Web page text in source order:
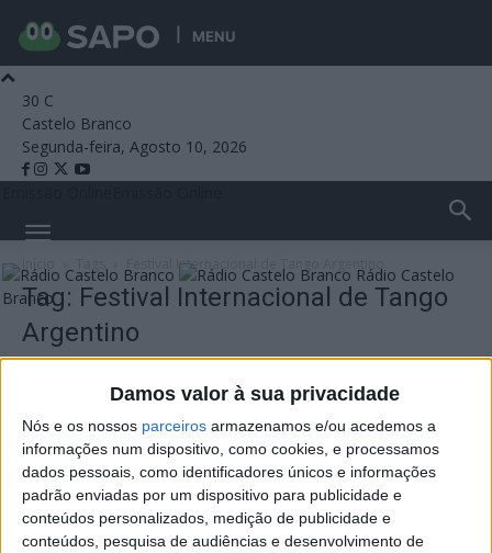
MENU
Damos valor à sua privacidade
Nós e os nossos parceiros armazenamos e/ou acedemos a
informações num dispositivo, como cookies, e processamos
dados pessoais, como identificadores únicos e informações
padrão enviadas por um dispositivo para publicidade e
conteúdos personalizados, medição de publicidade e
conteúdos, pesquisa de audiências e desenvolvimento de
30 C
Castelo Branco
Segunda-feira, Agosto 10, 2026
Rádio Castelo
Branco
Festival Internacional de Tango Argentino
Tag: Festival Internacional de Tango
Argentino